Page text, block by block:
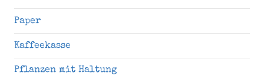
Paper
Kaffeekasse
Pflanzen mit Haltung